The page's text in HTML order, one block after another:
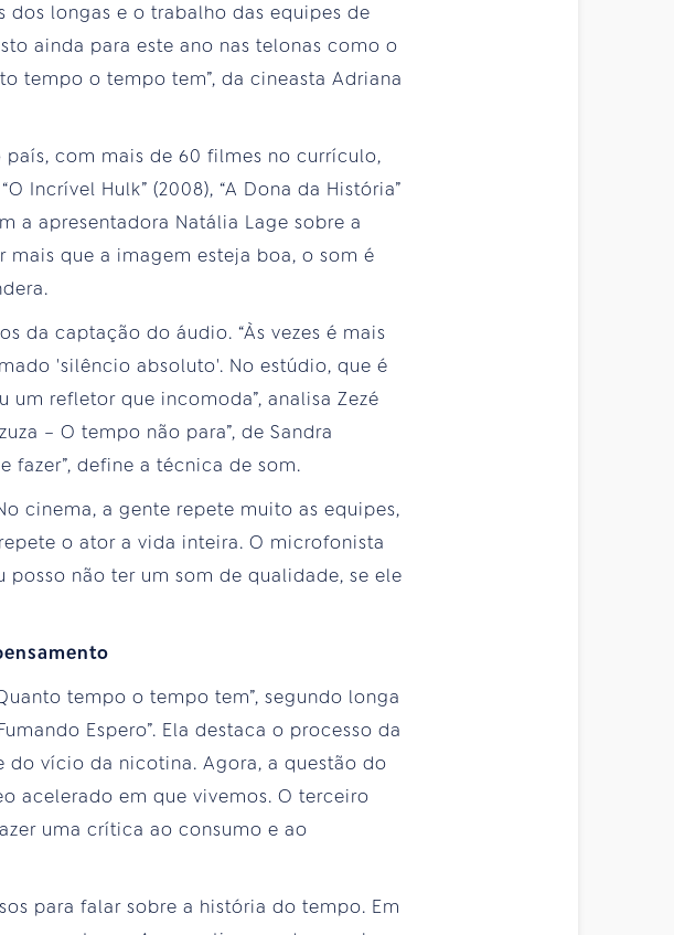
dos longas e o trabalho das equipes de
ainda para este ano nas telonas como o
tempo o tempo tem”, da cineasta Adriana
com mais de 60 filmes no currículo,
Incrível Hulk” (2008), “A Dona da História”
a apresentadora Natália Lage sobre a
mais que a imagem esteja boa, o som é
da captação do áudio. “Às vezes é mais
'silêncio absoluto'. No estúdio, que é
refletor que incomoda”, analisa Zezé
– O tempo não para”, de Sandra
fazer”, define a técnica de som.
cinema, a gente repete muito as equipes,
o ator a vida inteira. O microfonista
não ter um som de qualidade, se ele
tempo o tempo tem”, segundo longa
Espero”. Ela destaca o processo da
vício da nicotina. Agora, a questão do
acelerado em que vivemos. O terceiro
uma crítica ao consumo e ao
para falar sobre a história do tempo. Em